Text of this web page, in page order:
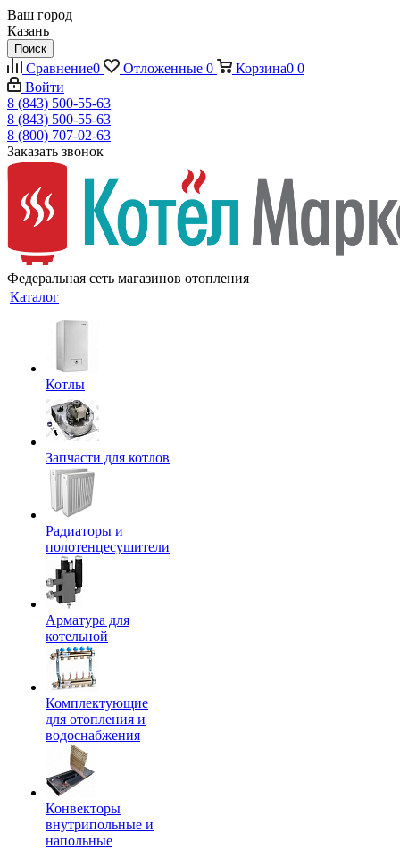
Ваш город
Казань
Поиск
Сравнение0 Отложенные 0 Корзина0 0
Войти
8 (843) 500-55-63
8 (843) 500-55-63
8 (800) 707-02-63
Заказать звонок
Федеральная сеть магазинов отопления
Каталог
Котлы
Запчасти для котлов
Радиаторы и
полотенцесушители
Арматура для
котельной
Комплектующие
для отопления и
водоснабжения
Конвекторы
внутрипольные и
напольные